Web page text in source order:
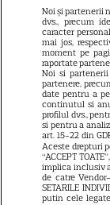
Noi și partenerii
dvs., precum
caracter
mai jos,
moment pe
raportate
Noi si
partenere,
date pentru a
continutul si
profilul dvs.,
si pentru a
art. 15-22 din
Aceste drepturi
“ACCEPT
implica inclusiv
de catre
SETARILE
putin cele